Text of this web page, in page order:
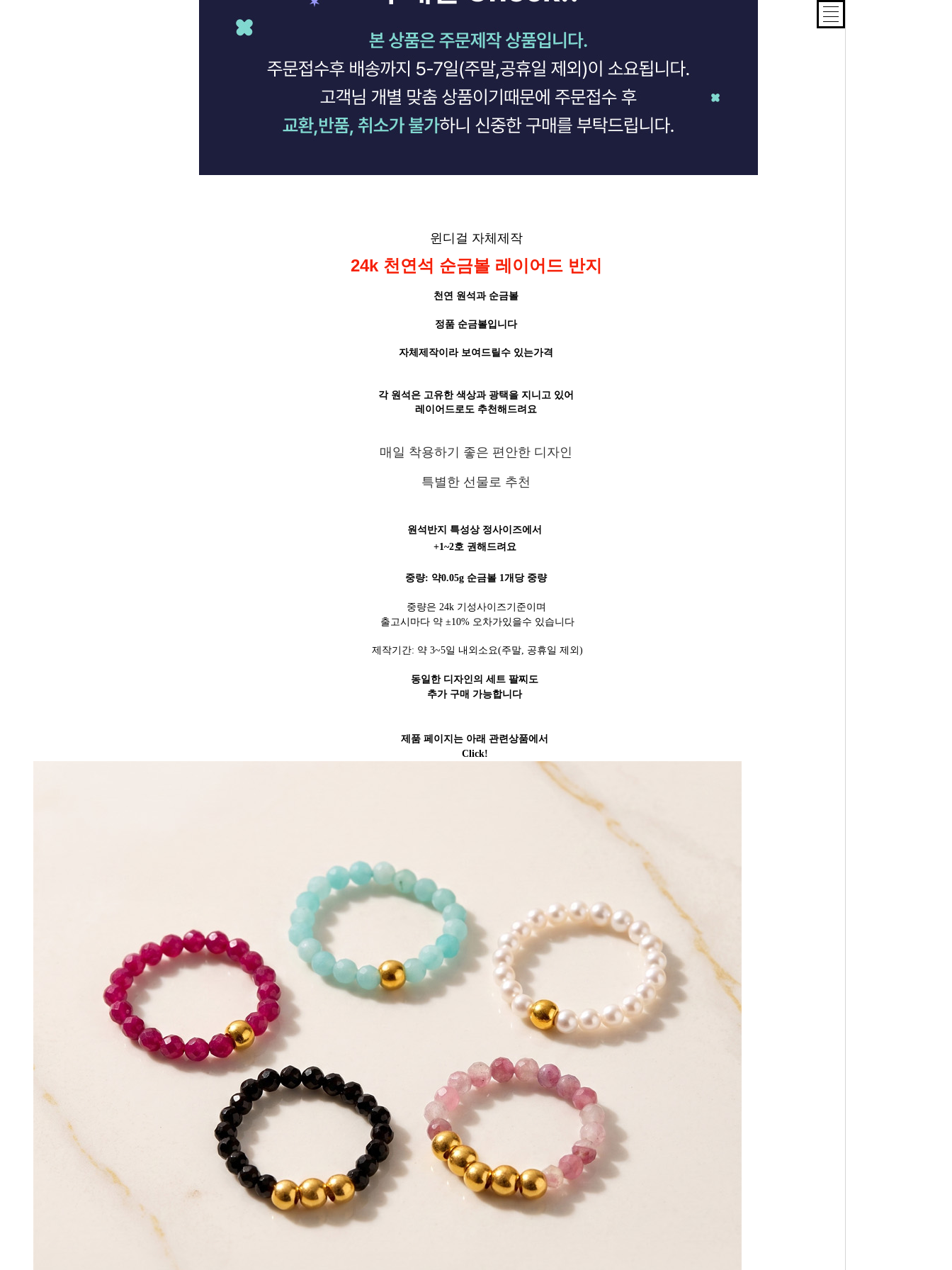
윈디걸 자체제작
24k 천연석 순금볼 레이어드 반지
천연 원석과 순금볼
정품 순금볼입니다
자체제작이라 보여드릴수 있는가격
각 원석은 고유한 색상과 광택을 지니고 있어
레이어드로도 추천해드려요
매일 착용하기 좋은 편안한 디자인
특별한 선물로 추천
원석반지 특성상 정사이즈에서
+1~2호 권해드려요
중량: 약0.05g 순금볼 1개당 중량
중량은 24k 기성사이즈기준이며
출고시마다 약 ±10% 오차가있을수 있습니다
제작기간: 약 3~5일 내외소요(주말, 공휴일 제외)
동일한 디자인의 세트 팔찌 도
추가 구매 가능합니다
제품 페이지는 아래 관련상품에서
Click!